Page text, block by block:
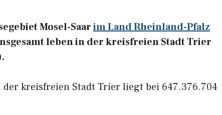
Mosel-Saarim Land Rheinland-Pfalz
leben in der kreisfreien Stadt Trier
der kreisfreien Stadt Trier liegt bei 647.376.704